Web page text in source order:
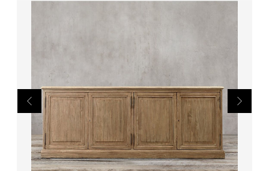
INNENARCHITEKTUR
REALISIERUNGEN
AKTUELLES
PL EN DE